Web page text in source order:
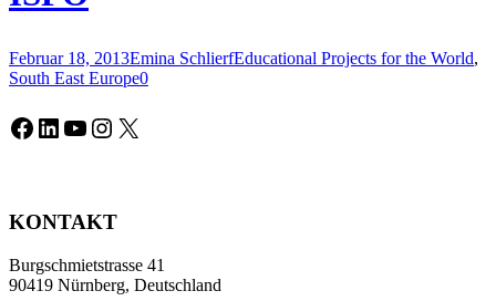
Februar 18, 2013Emina SchlierfEducational Projects for the World,
South East Europe0
Facebook
LinkedIn
YouTube
Instagram
X
KONTAKT
Burgschmietstrasse 41
90419 Nürnberg, Deutschland